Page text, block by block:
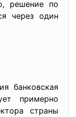
решение по
через один
банковская
примерно
страны